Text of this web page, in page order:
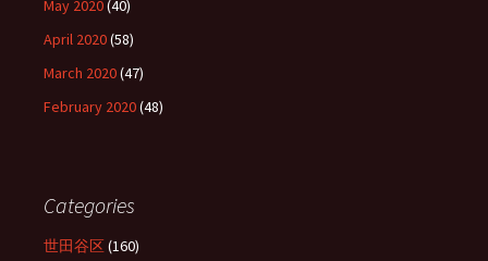
May 2020(40)
April 2020(58)
March 2020(47)
February 2020(48)
Categories
世田谷区(160)